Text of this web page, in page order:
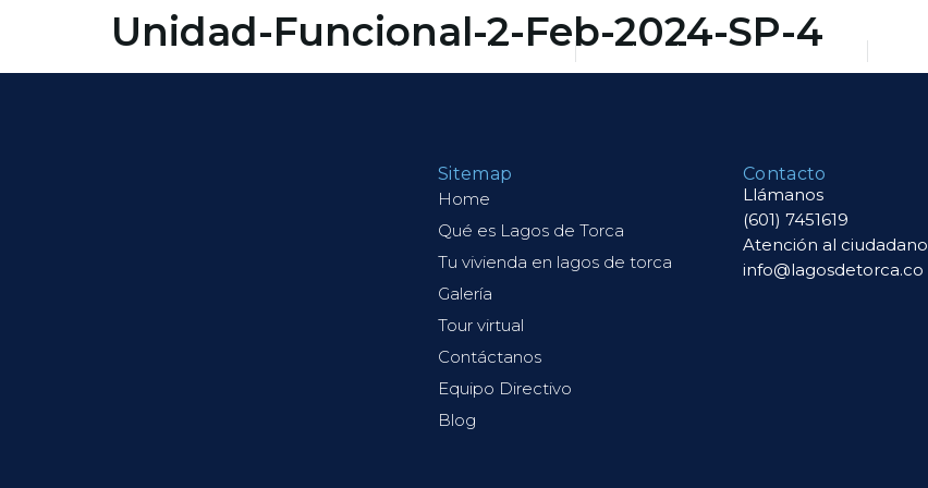
Qué es Lagos de Torca Tu vivienda en Lagos de Torca
Unidad-Funcional-2-Feb-2024-SP-4
Sitemap
Home
Qué es Lagos de Torca
Tu vivienda en lagos de torca
Galería
Tour virtual
Contáctanos
Equipo Directivo
Blog
Contacto
Llámanos
(601) 7451619
Atención al ciudadano
info@lagosdetorca.co